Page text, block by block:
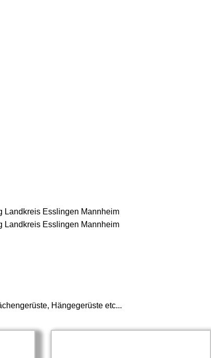
Landkreis Esslingen Mannheim
Landkreis Esslingen Mannheim
Hängegerüste etc...